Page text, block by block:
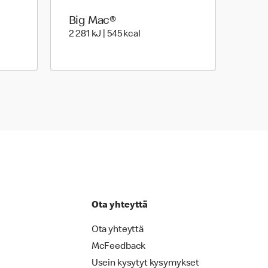
Big Mac®
2 281 kJ | 545 kcal
Ota yhteyttä
Ota yhteyttä
McFeedback
Usein kysytyt kysymykset